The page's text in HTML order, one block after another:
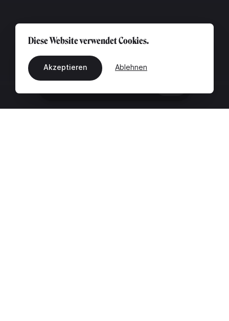
Diese Website verwendet Cookies.
Akzeptieren Ablehnen